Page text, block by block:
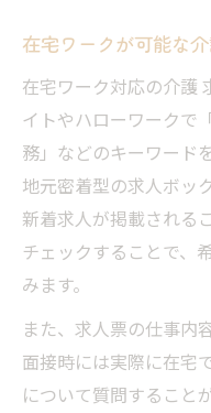
在宅ワークが可能な
在宅ワーク対応の介護
イトやハローワークで
務」などのキーワード
地元密着型の求人ボッ
新着求人が掲載される
チェックすることで、
みます。
また、求人票の仕事内
面接時には実際に在宅
について質問すること